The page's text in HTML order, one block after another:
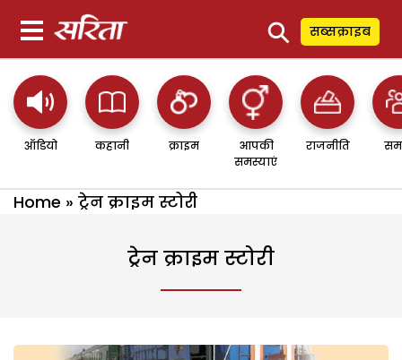
⚲ सब्सक्राइब
ऑडियो कहानी क्राइम
आपकी
समस्याएं
राजनीति
Home » ट्रेन क्राइम स्टोरी
ट्रेन क्राइम स्टोरी